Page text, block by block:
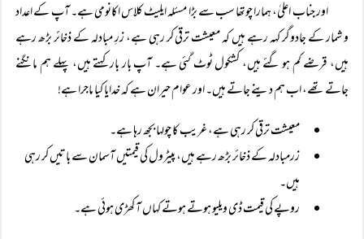
اور جناب اعلیٰ، ہمارا چوتھا سب سے بڑا مسئلہ ایلیٹ کلاس اکانومی ہے۔ آپ کے اعداد
و شمار کے جادوگر کہہ رہے ہیں کہ معیشت ترقی کر رہی ہے، زرِ مبادلہ کے ذخائر بڑھ رہے
ہیں، قرضے کم ہو گئے ہیں، کشکول ٹوٹ گئی ہے۔ آپ بار بار کہتے ہیں، پہلے ہم مانگنے
جاتے تھے، اب ہم دینے جاتے ہیں۔ اور عوام حیران ہے کہ خدایا کیا ماجرا ہے!
معیشت ترقی کر رہی ہے، غریب کا چولہا بجھ رہا ہے۔
زرمبادلہ کے ذخائر بڑھ رہے ہیں، پیٹرول کی قیمتیں آسمان سے باتیں کر رہی
ہیں۔
روپے کی قیمت ڈی ویلیو ہوتے ہوتے کہاں آ کھڑی ہوئی ہے۔